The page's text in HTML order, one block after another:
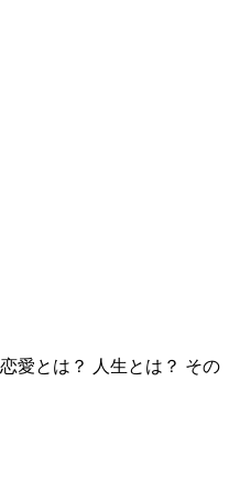
愛とは？ 人生とは？ その